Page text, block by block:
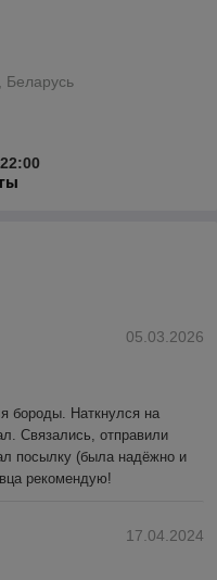
05.03.2026
бороды. Наткнулся на
Связались, отправили
посылку (была надёжно и
рекомендую!
17.04.2024